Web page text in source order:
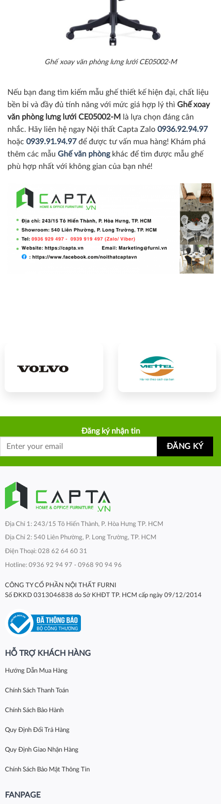
Ghế xoay văn phòng lưng lưới CE05002-M
Nếu bạn đang tìm kiếm mẫu ghế thiết kế hiện đại, chất liệu
bền bỉ và đầy đủ tính năng với mức giá hợp lý thì Ghế xoay
văn phòng lưng lưới CE05002-M
là lựa chọn đáng cân
nhắc. Hãy iên hệ ngay Nội thất Capta Zalo 0936.92.94.97
hoặc 0939.91.94.97để được tư vấn mua hàng! Khám phá
thêm các mẫu Ghế văn phòng khác để tìm được mẫu ghế
phù hợp nhất với không gian của bạn nhé!
Đăng ký nhận tin
Địa Chỉ 1: 243/15 Tô Hiến Thành, P. Hòa Hưng TP. HCM
Địa Chỉ 2: 540 Liên Phường, P. Long Trường, TP. HCM
Điện Thoại: 028 62 64 60 31
Hotline: 0936 92 94 97 - 0968 90 94 96
CÔNG TY CỔ PHẦN NỘI THẤT FURNI
Số ĐKKD 0313046838 do Sở KHĐT TP. HCM cấp ngày 09/12/2014
HỖ TRỢ KHÁCH HÀNG
Hướng Dẫn Mua Hàng
Chính Sách Thanh Toán
Chính Sách Bảo Hành
Quy Định Đổi Trả Hàng
Quy Định Giao Nhận Hàng
Chính Sách Bảo Mật Thông Tin
FANPAGE